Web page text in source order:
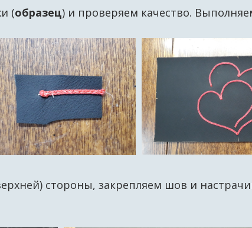
(образец) и проверяем качество.
стороны, закрепляем шов и